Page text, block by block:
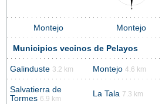
Montejo Montejo
Municipios vecinos de Pelayos
Galinduste 3.2 km Montejo 4.6 km
Salvatierra de
Tormes 6.9 km
La Tala 7.3 km